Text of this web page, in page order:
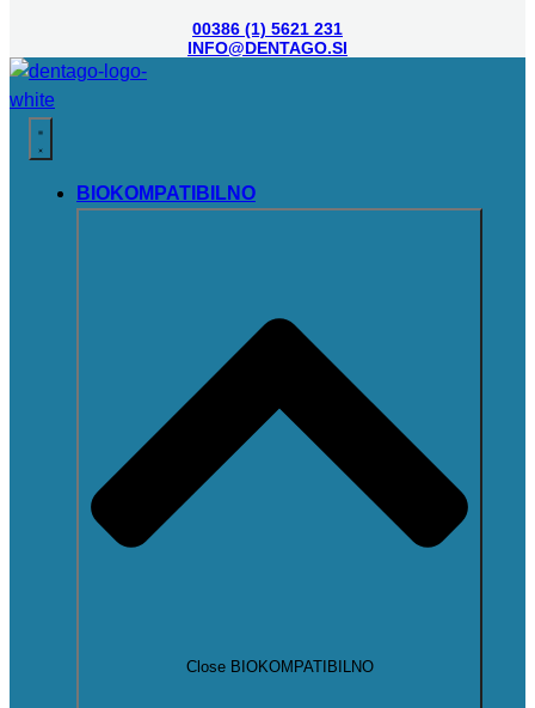
00386 (1) 5621 231
INFO@DENTAGO.SI
BIOKOMPATIBILNO
Close BIOKOMPATIBILNO